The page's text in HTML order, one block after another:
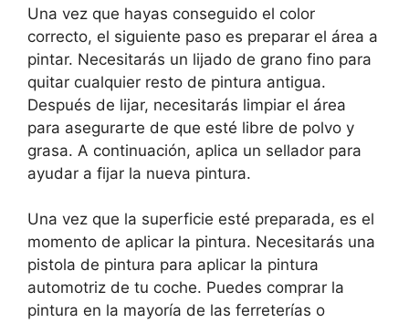
Una vez que hayas conseguido el color
correcto, el siguiente paso es preparar el área a
pintar. Necesitarás un lijado de grano fino para
quitar cualquier resto de pintura antigua.
Después de lijar, necesitarás limpiar el área
para asegurarte de que esté libre de polvo y
grasa. A continuación, aplica un sellador para
ayudar a fijar la nueva pintura.
Una vez que la superficie esté preparada, es el
momento de aplicar la pintura. Necesitarás una
pistola de pintura para aplicar la pintura
automotriz de tu coche. Puedes comprar la
pintura en la mayoría de las ferreterías o